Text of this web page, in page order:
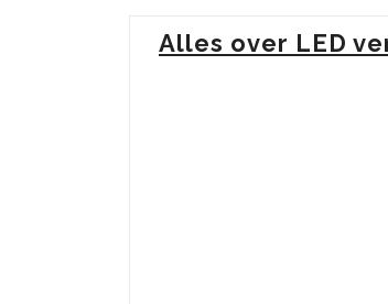
Alles over LED